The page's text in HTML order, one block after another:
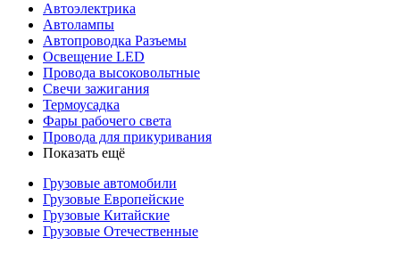
Автоэлектрика
Автолампы
Автопроводка Разъемы
Освещение LED
Провода высоковольтные
Свечи зажигания
Термоусадка
Фары рабочего света
Провода для прикуривания
Показать ещё
Грузовые автомобили
Грузовые Европейские
Грузовые Китайские
Грузовые Отечественные